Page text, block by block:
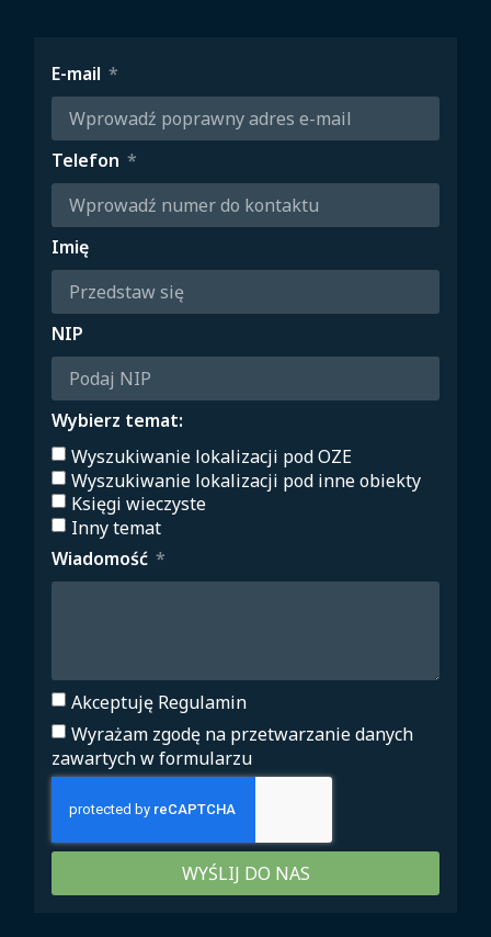
E-mail
Telefon
Imię
NIP
Wybierz temat:
Wyszukiwanie lokalizacji pod OZE
Wyszukiwanie lokalizacji pod inne obiekty
Księgi wieczyste
Inny temat
Wiadomość
Akceptuję Regulamin
Wyrażam zgodę na przetwarzanie danych
zawartych w formularzu
WYŚLIJ DO NAS